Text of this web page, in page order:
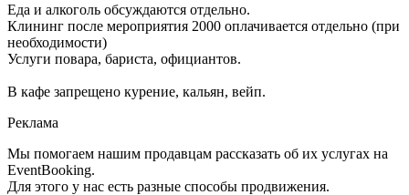
Еда и алкоголь обсуждаются отдельно.
Клининг после мероприятия 2000 оплачивается отдельно (при
необходимости)
Услуги повара, бариста, официантов.
В кафе запрещено курение, кальян, вейп.
Реклама
Мы помогаем нашим продавцам рассказать об их услугах на
EventBooking.
Для этого у нас есть разные способы продвижения.